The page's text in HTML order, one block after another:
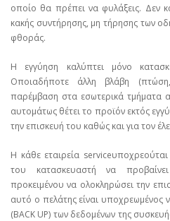
οποίο θα πρέπει να φυλάξεις. Δεν
κακής συντήρησης, μη τήρησης των
φθοράς.
Η εγγύηση καλύπτει μόνο
Οποιαδήποτε άλλη βλάβη
παρέμβαση στα εσωτερικά τμήματα
αυτομάτως θέτει το προϊόν εκτός
την επισκευή του καθώς και για τον
Η κάθε εταιρεία
του κατασκευαστή να
προκειμένου να ολοκληρώσει την
αυτό ο πελάτης είναι υποχρεωμένος
(BACK UP) των δεδομένων της